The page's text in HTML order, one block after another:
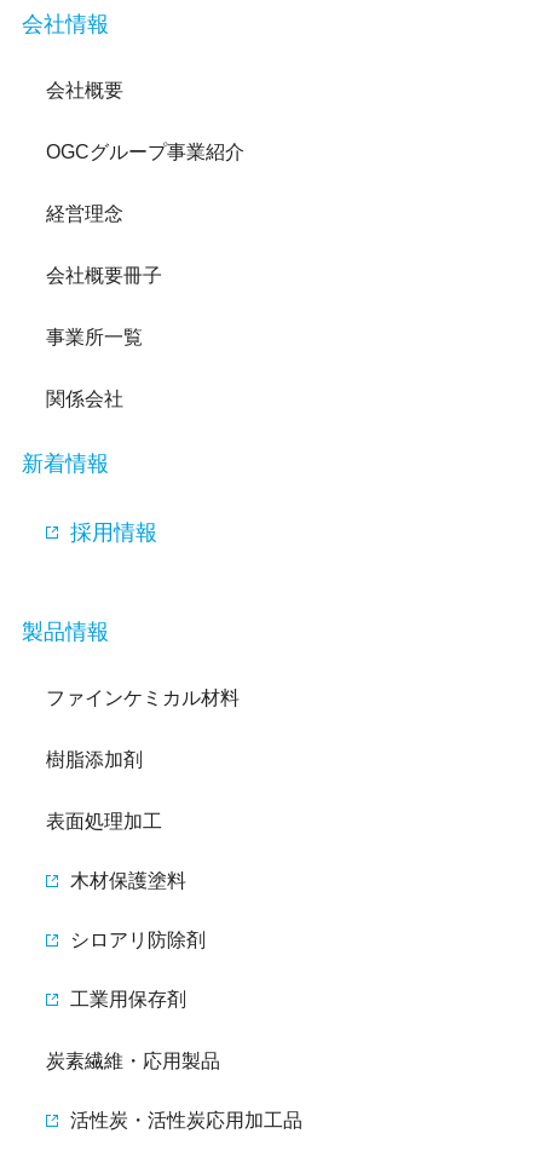
会社情報
会社概要
OGCグループ事業紹介
経営理念
会社概要冊子
事業所一覧
関係会社
新着情報
採用情報
製品情報
ファインケミカル材料
樹脂添加剤
表面処理加工
木材保護塗料
シロアリ防除剤
工業用保存剤
炭素繊維・応用製品
活性炭・活性炭応用加工品